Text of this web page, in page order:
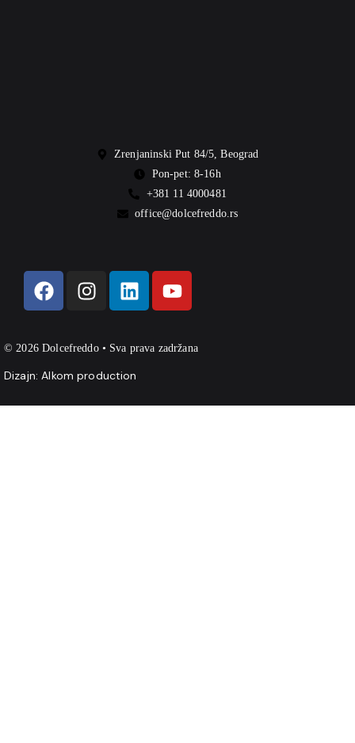
Zrenjaninski Put 84/5, Beograd
Pon-pet: 8-16h
+381 11 4000481
office@dolcefreddo.rs
© 2026 Dolcefreddo • Sva prava zadržana
Dizajn:Alkom production